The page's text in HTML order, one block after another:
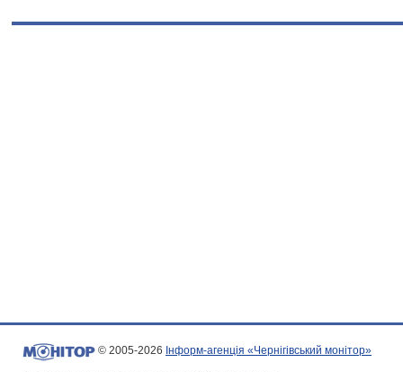
© 2005-2026 Інформ-агенція «Чернігівський монітор»